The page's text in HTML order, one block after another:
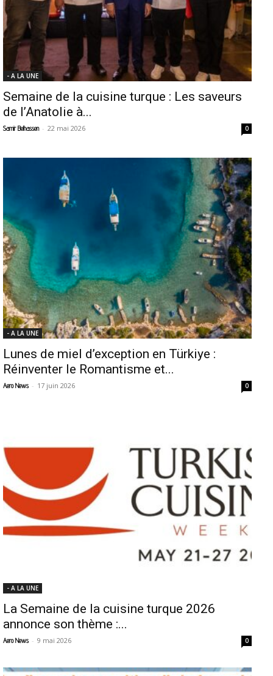
- A LA UNE
Semaine de la cuisine turque : Les saveurs
de l’Anatolie à...
Samir Belhassen - 22 mai 2026 0
- A LA UNE
Lunes de miel d’exception en Türkiye :
Réinventer le Romantisme et...
Aero News - 17 juin 2026 0
- A LA UNE
La Semaine de la cuisine turque 2026
annonce son thème :...
Aero News - 9 mai 2026 0